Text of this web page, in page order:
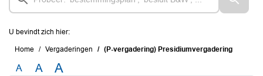
U bevindt zich hier:
Home Vergaderingen (P-vergadering) Presidiumvergadering
A A A